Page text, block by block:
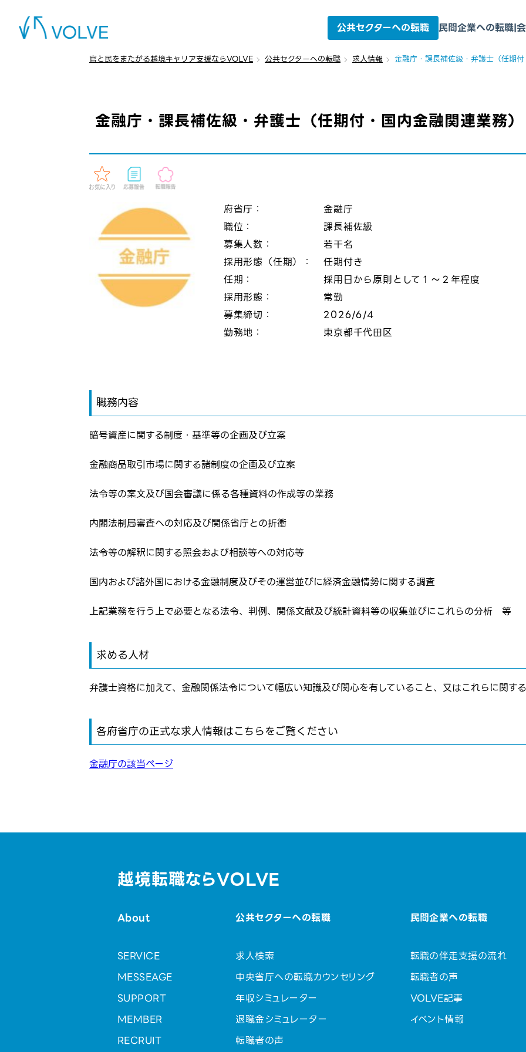
公共セクターへの転職 民間企業への転職|
弊社ホームページの求人票をみて
応募した方へ
弊社ホームページの求人票をみて
応募し、転職を決めた方
転職報告をする
ログイン
パスワード
官と民をまたがる越境キャリア支援ならVOLVE 公共セクターへの転職 求人情報 金融庁・課長補佐級・弁護士（任期付
金融庁・課長補佐級・弁護士（任期付・国内金融関連業務）
府省庁：
金融庁
職位：
課長補佐級
募集人数：
若干名
採用形態（任期）：
任期付き
任期：
採用日から原則として１～２年程度
採用形態：
常勤
募集締切：
2026/6/4
勤務地：
東京都千代田区
職務内容
暗号資産に関する制度・基準等の企画及び立案
金融商品取引市場に関する諸制度の企画及び立案
法令等の案文及び国会審議に係る各種資料の作成等の業務
内閣法制局審査への対応及び関係省庁との折衝
法令等の解釈に関する照会および相談等への対応等
国内および諸外国における金融制度及びその運営並びに経済金融情勢に関する調査
上記業務を行う上で必要となる法令、判例、関係文献及び統計資料等の収集並びにこれらの分析 等
求める人材
弁護士資格に加えて、金融関係法令について幅広い知識及び関心を有していること、又はこれらに関す
各府省庁の正式な求人情報はこちらをご覧ください
金融庁の該当ページ
越境転職ならVOLVE
About
SERVICE
MESSEAGE
SUPPORT
MEMBER
RECRUIT
公共セクターへの転職
求人検索
中央省庁への転職カウンセリング
年収シミュレーター
退職金シミュレーター
転職者の声
民間企業への転職
転職の伴走支援の流れ
転職者の声
VOLVE記事
イベント情報